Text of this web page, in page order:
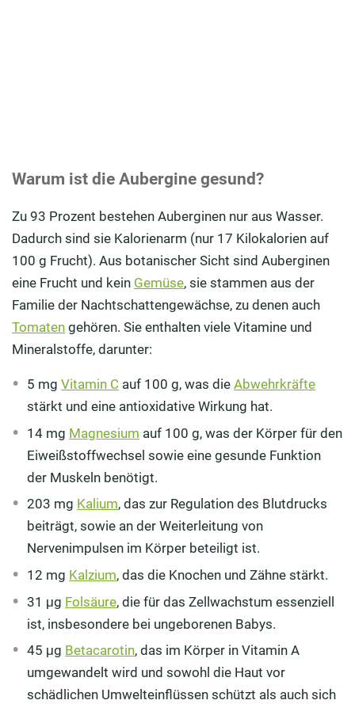
Warum ist die Aubergine gesund?
Zu 93 Prozent bestehen Auberginen nur aus Wasser.
Dadurch sind sie Kalorienarm (nur 17 Kilokalorien auf
100 g Frucht). Aus botanischer Sicht sind Auberginen
eine Frucht und kein Gemüse, sie stammen aus der
Familie der Nachtschattengewächse, zu denen auch
Tomaten gehören. Sie enthalten viele Vitamine und
Mineralstoffe, darunter:
5 mgVitamin C auf 100 g, was dieAbwehrkräfte
stärkt und eine antioxidative Wirkung hat.
14 mg Magnesium auf 100 g, was der Körper für den
Eiweißstoffwechsel sowie eine gesunde Funktion
der Muskeln benötigt.
203 mg Kalium, das zur Regulation des Blutdrucks
beiträgt, sowie an der Weiterleitung von
Nervenimpulsen im Körper beteiligt ist.
12 mg Kalzium, das die Knochen und Zähne stärkt.
31 μg Folsäure, die für das Zellwachstum essenziell
ist, insbesondere bei ungeborenen Babys.
45 μg Betacarotin, das im Körper in Vitamin A
umgewandelt wird und sowohl die Haut vor
schädlichen Umwelteinflüssen schützt als auch sich